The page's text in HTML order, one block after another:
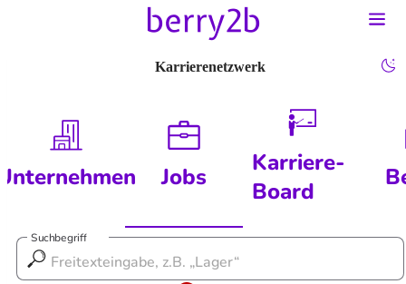
Karrierenetzwerk
Jobs
Karriere-
Board
Suchbegriff